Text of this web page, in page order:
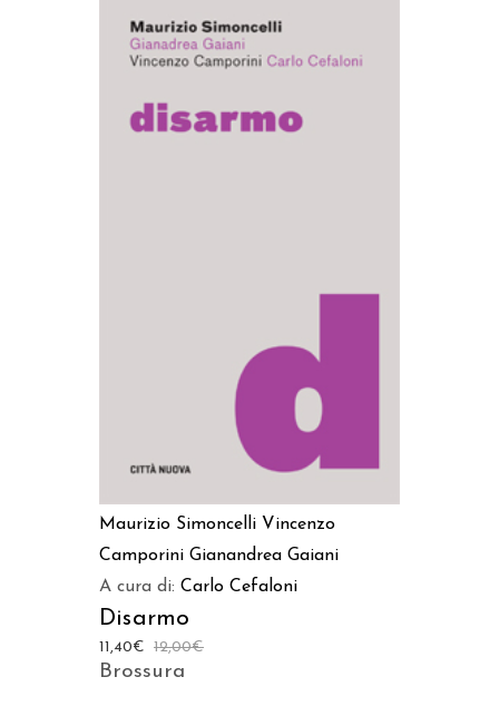
Maurizio Simoncelli Vincenzo
Camporini Gianandrea Gaiani
A cura di: Carlo Cefaloni
Disarmo
12,00€
11,40€
Brossura